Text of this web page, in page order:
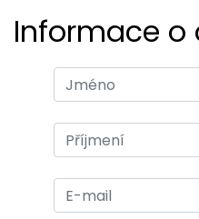
Informace o